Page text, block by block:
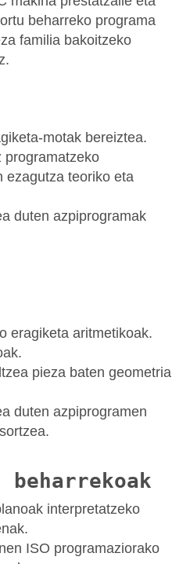
beharreko programa
familia bakoitzeko
motak bereiztea.
programatzeko
ezagutza teoriko eta
duten azpiprogramak
eragiketa aritmetikoak.
pieza baten geometria
duten azpiprogramen
interpretatzeko
ISO programaziorako